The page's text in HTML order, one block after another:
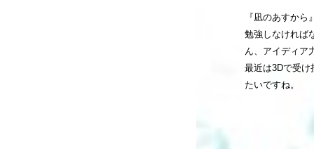
『凪のあすか
勉強しなければ
ん、アイディア
最近は3Dで受け
たいですね。